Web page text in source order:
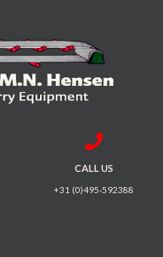
CALL US
+31 (0)495-592388